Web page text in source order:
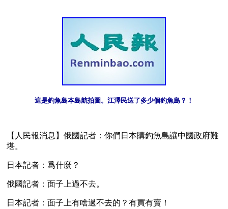
這是釣魚島本島航拍圖。江澤民送了多少個釣魚島？！
【人民報消息】俄國記者：你們日本購釣魚島讓中國政府難
堪。
日本記者：爲什麼？
俄國記者：面子上過不去。
日本記者：面子上有啥過不去的？有買有賣！